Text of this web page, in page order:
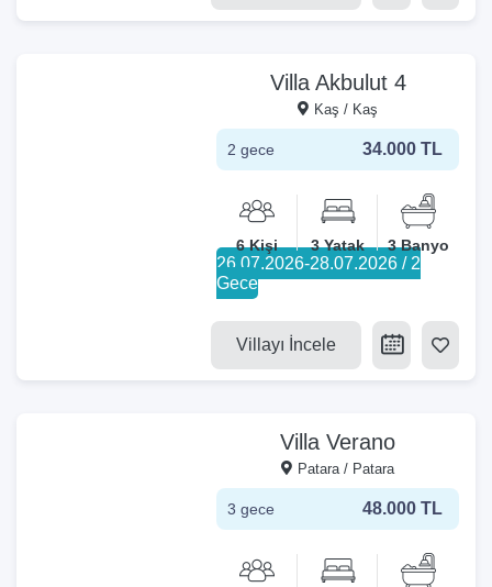
Villa Akbulut 4
Kaş / Kaş
2 gece 34.000 TL
6 Kişi 3 Yatak 3 Banyo
26.07.2026-28.07.2026 / 2
Gece
Villayı İncele
Villa Verano
Patara / Patara
3 gece 48.000 TL